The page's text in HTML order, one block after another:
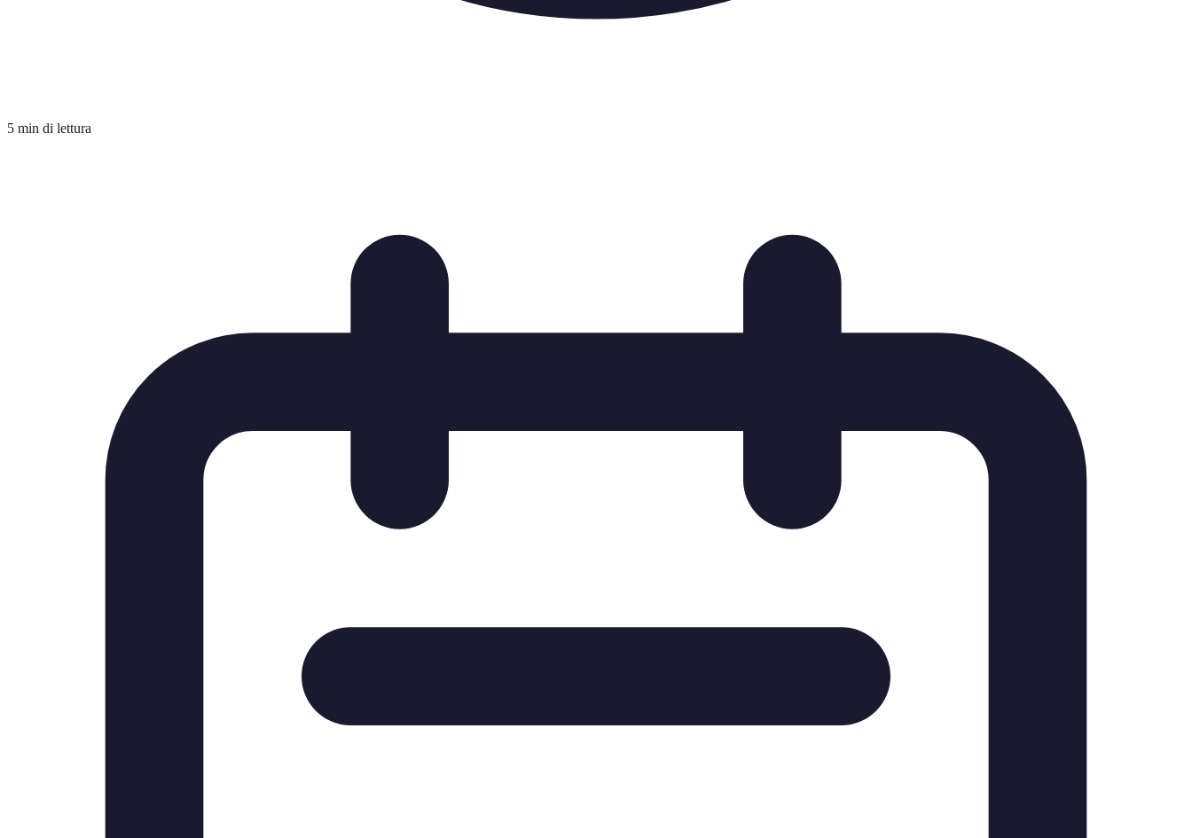
5 min di lettura